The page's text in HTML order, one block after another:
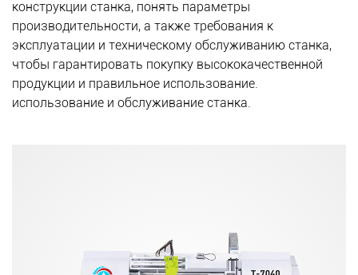
конструкции станка, понять параметры
производительности, а также требования к
эксплуатации и техническому обслуживанию станка,
чтобы гарантировать покупку высококачественной
продукции и правильное использование.
использование и обслуживание станка.